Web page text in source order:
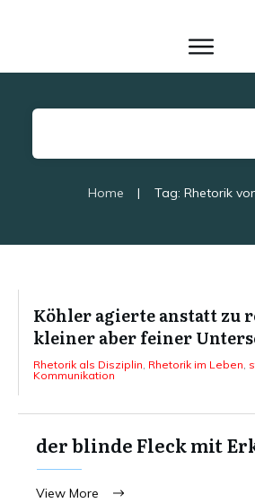
Home | Tag: Rhetorik
Köhler agierte anstatt zu
kleiner aber feiner
Rhetorik als Disziplin Rhetorik im Leben
Kommunikation
der blinde Fleck mit
View More